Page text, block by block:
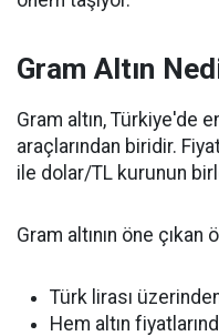
Gram Altın
Gram altın, Türkiye'de
araçlarından biridir.
ile dolar/TL kurunun
Gram altının öne çıkan
Türk lirası üzerinden
Hem altın